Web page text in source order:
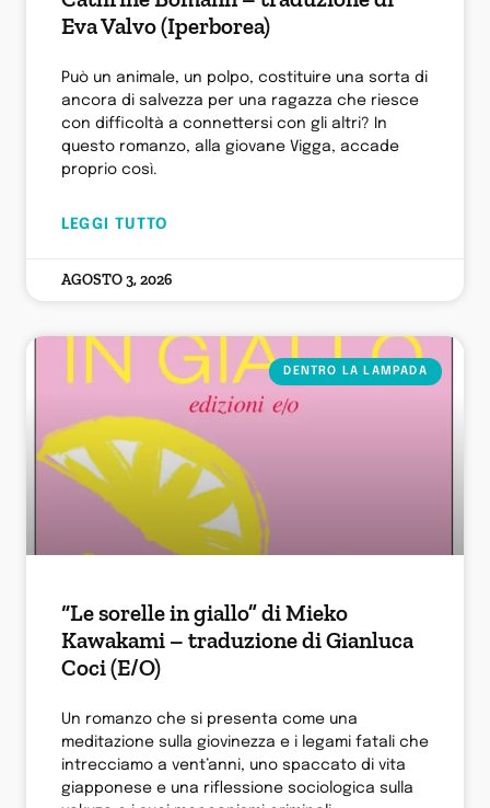
Eva Valvo (Iperborea)
Può un animale, un polpo, costituire una sorta di
ancora di salvezza per una ragazza che riesce
con difficoltà a connettersi con gli altri? In
questo romanzo, alla giovane Vigga, accade
proprio così.
LEGGI TUTTO
AGOSTO 3, 2026
DENTRO LA LAMPADA
“Le sorelle in giallo” di Mieko
Kawakami – traduzione di Gianluca
Coci (E/O)
Un romanzo che si presenta come una
meditazione sulla giovinezza e i legami fatali che
intrecciamo a vent’anni, uno spaccato di vita
giapponese e una riflessione sociologica sulla